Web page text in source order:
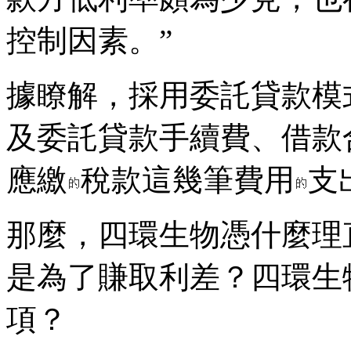
控制因素。”
據瞭解，採用委託貸款
及委託貸款手續費、借款
應繳 稅款這幾筆費用 支
那麼，四環生物憑什麼
是為了賺取利差？四環
項？